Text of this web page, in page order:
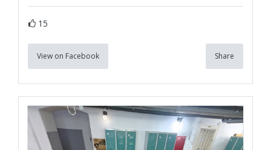
15
View on Facebook Share